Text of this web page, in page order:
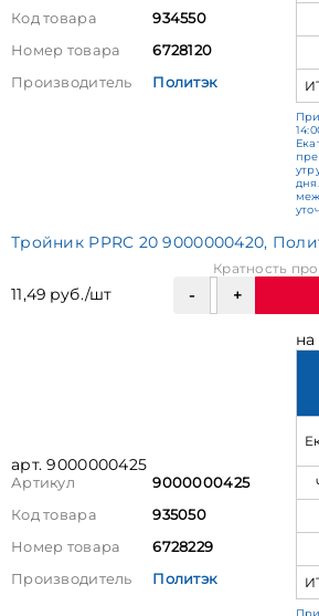
Код товара
934550
Номер товара
6728120
Производитель
Политэк
Тройник PPRC 20 9000000420,
11,49 руб./шт
Кратность
арт. 9000000425
Артикул
9000000425
Код товара
935050
Номер товара
6728229
Производитель
Политэк
на